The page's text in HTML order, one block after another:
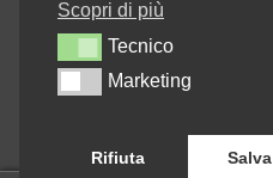
Annullamento dell’ordine
Informativa sulla privacy
Contattaci
Scopri di più
TecnicoTecnico
MarketingMarketing
Rifiuta Salva